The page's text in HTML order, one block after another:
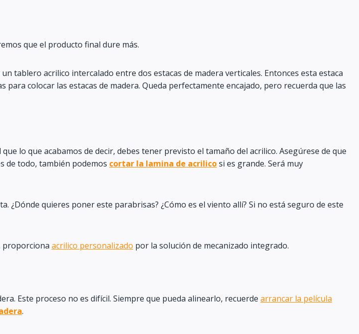
que el producto final dure más.
tablero acrilico intercalado entre dos estacas de madera verticales. Entonces esta estaca
colocar las estacas de madera. Queda perfectamente encajado, pero recuerda que las
lo que acabamos de decir, debes tener previsto el tamaño del acrilico. Asegúrese de que
de todo, también podemos cortar la lamina de acrilicosi es grande. Será muy
¿Dónde quieres poner este parabrisas? ¿Cómo es el viento allí? Si no está seguro de este
proporciona acrilico personalizado por la solución de mecanizado integrado.
Este proceso no es difícil. Siempre que pueda alinearlo, recuerde arrancar la película
.